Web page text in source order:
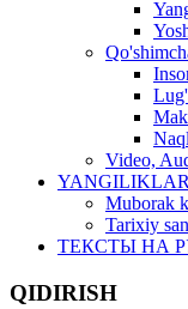
Video,
YANGILIKLAR
Muborak
Tarixiy
ТЕКСТЫ НА
QIDIRISH